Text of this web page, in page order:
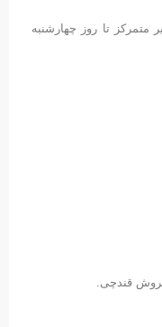
اردوهای غیر متمرکز تا روز چهارشنبه
قندچی.